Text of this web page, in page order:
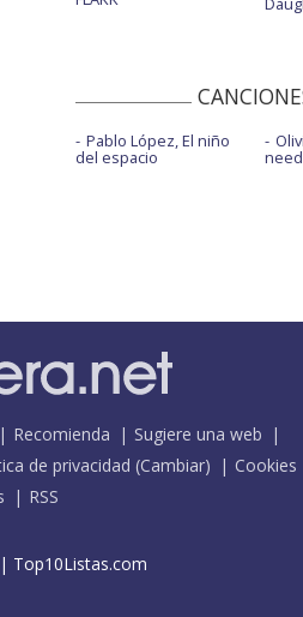
Pablo López, El niño
del espacio need
Recomienda
Sugiere una web
de privacidad (Cambiar)
Cookies
RSS
| Top10Listas.com